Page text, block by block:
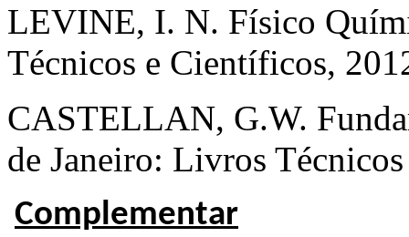
LEVINE, I. N. Físico
Técnicos e Científicos,
CASTELLAN, G.W.
de Janeiro: Livros
Complementar